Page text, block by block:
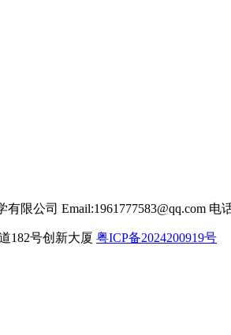
限公司 Email:1961777583@qq.com 电
182号创新大厦 粤ICP备2024200919号